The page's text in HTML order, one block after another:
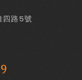
四路5號